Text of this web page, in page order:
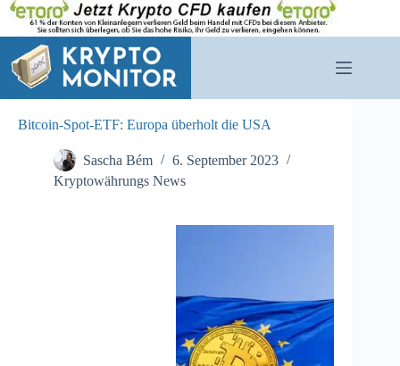
Zum
Inhalt
springen
Bitcoin-Spot-ETF: Europa überholt die USA
Sascha Bém
6. September 2023
Kryptowährungs News